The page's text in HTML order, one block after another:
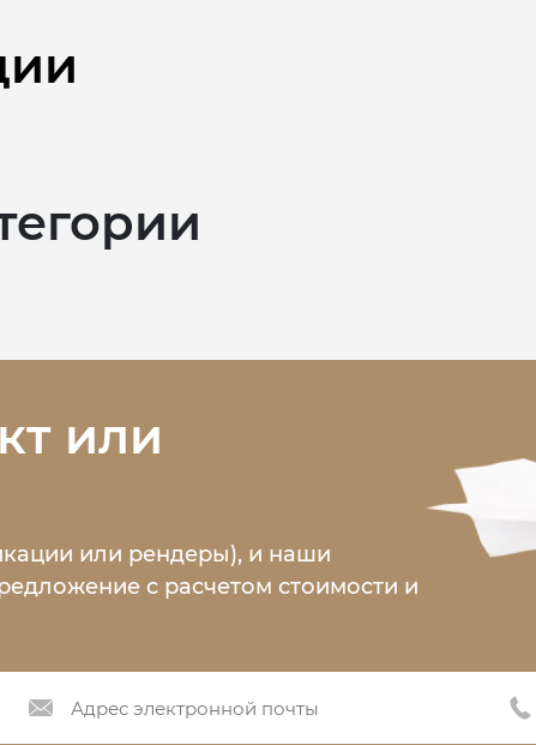
или
или рендеры), и наши
с расчетом стоимости и